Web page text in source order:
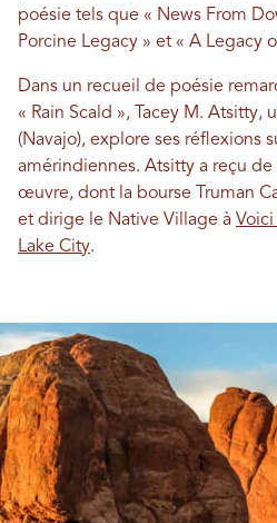
poésie tels que « News From
Porcine Legacy » et « A Legacy
Dans un recueil de poésie
« Rain Scald », Tacey M.
(Navajo), explore ses réflexions
amérindiennes. Atsitty a reçu
œuvre, dont la bourse Truman
et dirige le Native Village à Voici
Lake City.